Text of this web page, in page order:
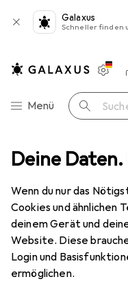
Deine
Wenn du nur das
Cookies und ähnlichen
deinem Gerät und
Website. Diese
Login und
ermöglichen.
Galaxus
Schneller finden
Navigation nach
Menü Suche
Möbel Schlafzimmer
120
Zubehör für